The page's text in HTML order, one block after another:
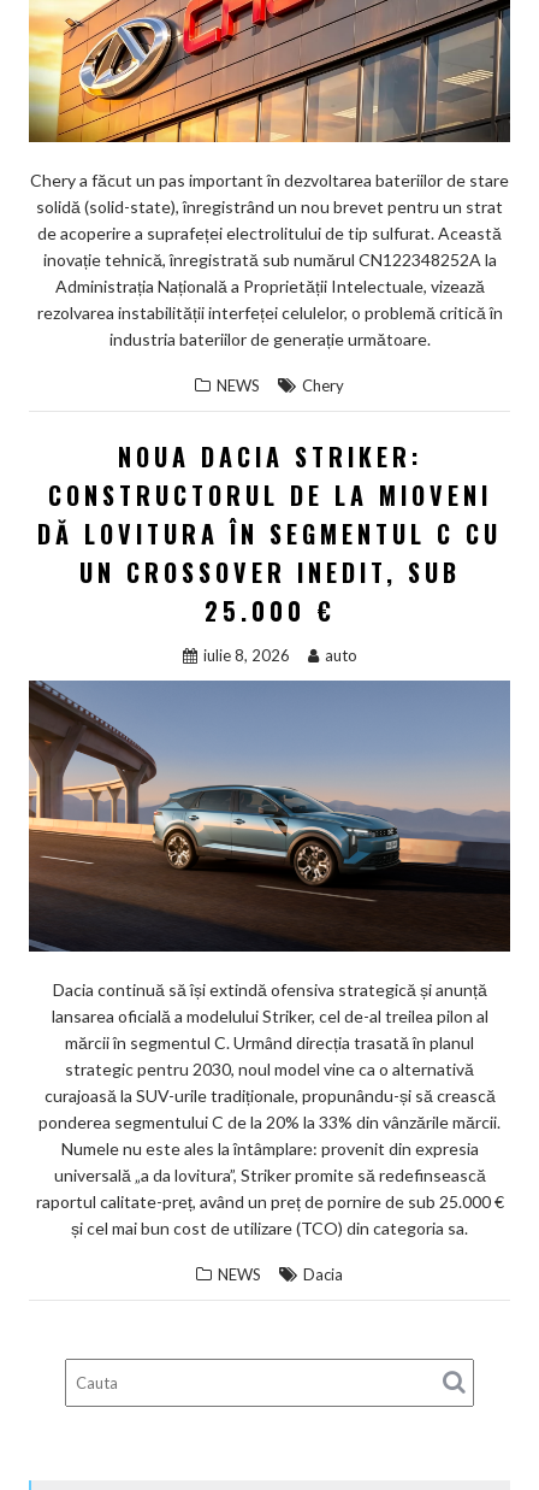
Chery a făcut un pas important în dezvoltarea bateriilor de stare
solidă (solid-state), înregistrând un nou brevet pentru un strat
de acoperire a suprafeței electrolitului de tip sulfurat. Această
inovație tehnică, înregistrată sub numărul CN122348252A la
Administrația Națională a Proprietății Intelectuale, vizează
rezolvarea instabilității interfeței celulelor, o problemă critică în
industria bateriilor de generație următoare.
NEWS Chery
NOUA DACIA STRIKER:
CONSTRUCTORUL DE LA MIOVENI
DĂ LOVITURA ÎN SEGMENTUL C CU
UN CROSSOVER INEDIT, SUB
25.000 €
iulie 8, 2026 auto
Dacia continuă să își extindă ofensiva strategică și anunță
lansarea oficială a modelului Striker, cel de-al treilea pilon al
mărcii în segmentul C. Urmând direcția trasată în planul
strategic pentru 2030, noul model vine ca o alternativă
curajoasă la SUV-urile tradiționale, propunându-și să crească
ponderea segmentului C de la 20% la 33% din vânzările mărcii.
Numele nu este ales la întâmplare: provenit din expresia
universală „a da lovitura”, Striker promite să redefinsească
raportul calitate-preț, având un preț de pornire de sub 25.000 €
și cel mai bun cost de utilizare (TCO) din categoria sa.
NEWS Dacia